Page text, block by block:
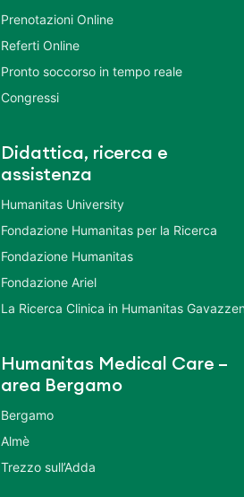
Prenotazioni Online
Referti Online
Pronto soccorso in tempo reale
Congressi
Didattica, ricerca e
assistenza
Humanitas University
Fondazione Humanitas per la Ricerca
Fondazione Humanitas
Fondazione Ariel
La Ricerca Clinica in Humanitas
Humanitas Medical Care –
area Bergamo
Bergamo
Almè
Trezzo sull’Adda